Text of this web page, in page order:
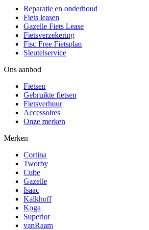
Reparatie en onderhoud
Fiets leasen
Gazelle Fiets Lease
Fietsverzekering
Fisc Free Fietsplan
Sleutelservice
Ons aanbod
Fietsen
Gebruikte fietsen
Fietsverhuur
Accessoires
Onze merken
Merken
Cortina
Tworby
Cube
Gazelle
Isaac
Kalkhoff
Koga
Superior
vanRaam